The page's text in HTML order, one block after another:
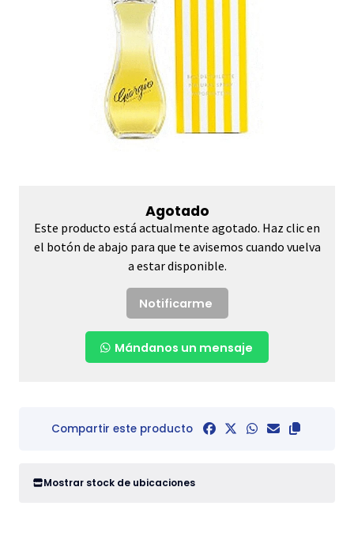
Agotado
Este producto está actualmente agotado. Haz clic en
el botón de abajo para que te avisemos cuando vuelva
a estar disponible.
Notificarme
Mándanos un mensaje
Compartir este producto
Mostrar stock de ubicaciones